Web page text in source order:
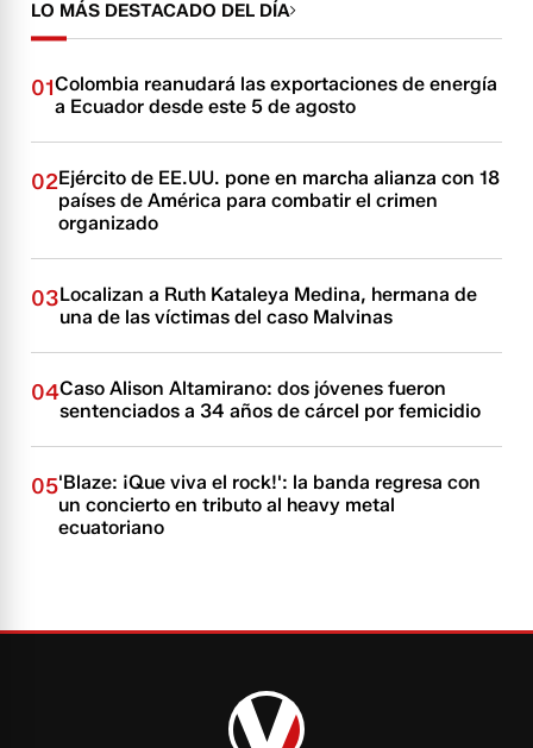
LO MÁS DESTACADO DEL DÍA
01Colombia reanudará las exportaciones de energía
a Ecuador desde este 5 de agosto
02Ejército de EE.UU. pone en marcha alianza con 18
países de América para combatir el crimen
organizado
03Localizan a Ruth Kataleya Medina, hermana de
una de las víctimas del caso Malvinas
04Caso Alison Altamirano: dos jóvenes fueron
sentenciados a 34 años de cárcel por femicidio
05'Blaze: ¡Que viva el rock!': la banda regresa con
un concierto en tributo al heavy metal
ecuatoriano